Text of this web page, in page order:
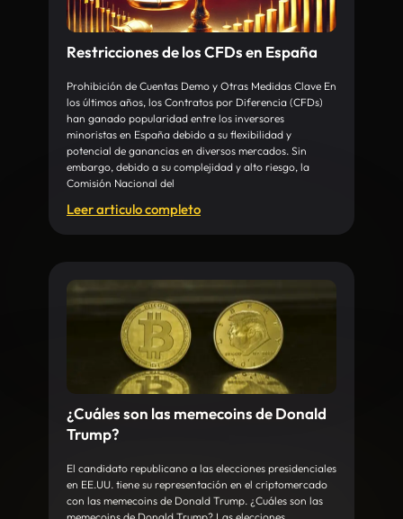
Restricciones de los CFDs en España
Prohibición de Cuentas Demo y Otras Medidas Clave En
los últimos años, los Contratos por Diferencia (CFDs)
han ganado popularidad entre los inversores
minoristas en España debido a su flexibilidad y
potencial de ganancias en diversos mercados. Sin
embargo, debido a su complejidad y alto riesgo, la
Comisión Nacional del
Leer articulo completo
¿Cuáles son las memecoins de Donald
Trump?
El candidato republicano a las elecciones presidenciales
en EE.UU. tiene su representación en el criptomercado
con las memecoins de Donald Trump. ¿Cuáles son las